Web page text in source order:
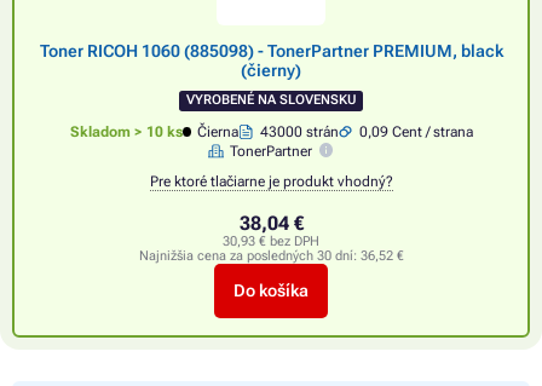
Toner RICOH 1060 (885098) - TonerPartner PREMIUM, black
(čierny)
VYROBENÉ NA SLOVENSKU
Skladom > 10 ks Čierna 43000 strán
0,09 Cent / strana
TonerPartner
Pre ktoré tlačiarne je produkt vhodný?
38,04 €
30,93 € bez DPH
Najnižšia cena za posledných 30 dní: 36,52 €
Do košíka